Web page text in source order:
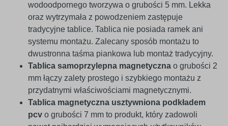
wodoodpornego tworzywa o grubości 5 mm. Lekka
oraz wytrzymała z powodzeniem zastępuje
tradycyjne tablice. Tablica nie posiada ramek ani
systemu montażu. Zalecany sposób montażu to
dwustronna taśma piankowa lub montaż tradycyjny.
Tablica samoprzylepna magnetyczna o grubości 2
mm łączy zalety prostego i szybkiego montażu z
przydatnymi właściwościami magnetycznymi.
Tablica magnetyczna usztywniona podkładem
pcv o grubości 7 mm to produkt, który zadowoli